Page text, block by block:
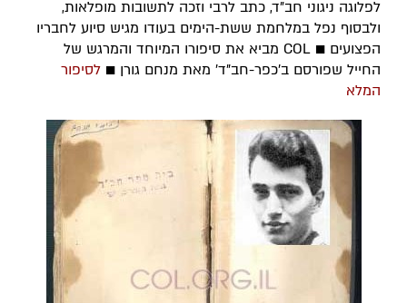
לפלוגה ניגוני חב"ד, כתב לרבי וזכה לתשובות מופלאות,
ולבסוף נפל במלחמת ששת-הימים בעודו מגיש סיוע לחבריו
הפצועים ■ COL מביא את סיפורו המיוחד והמרגש של
החייל שפורסם ב'כפר-חב"ד' מאת מנחם גורן ■ לסיפור
המלא